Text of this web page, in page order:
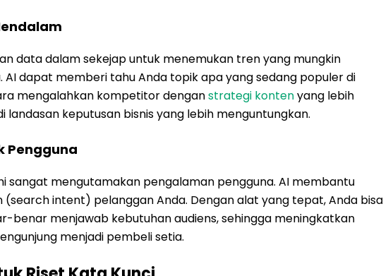
data dalam sekejap untuk menemukan tren yang mungkin
dapat memberi tahu Anda topik apa yang sedang populer di
mengalahkan kompetitor denganstrategi kontenyang lebih
landasan keputusan bisnis yang lebih menguntungkan.
Pengguna
sangat mengutamakan pengalaman pengguna. AI membantu
intent) pelanggan Anda. Dengan alat yang tepat, Anda bisa
benar menjawab kebutuhan audiens, sehingga meningkatkan
menjadi pembeli setia.